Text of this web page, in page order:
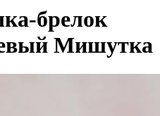
брелок
Мишутка